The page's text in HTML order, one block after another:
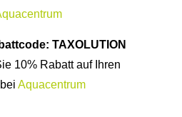
TAXOLUTION
10% Rabatt auf Ihren
Aquacentrum